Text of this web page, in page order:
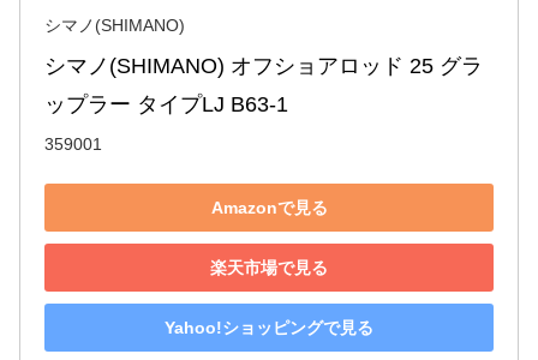
シマノ(SHIMANO)
シマノ(SHIMANO) オフショアロッド 25 グラ
ップラー タイプLJ B63-1
359001
Amazonで見る
楽天市場で見る
Yahoo!ショッピングで見る